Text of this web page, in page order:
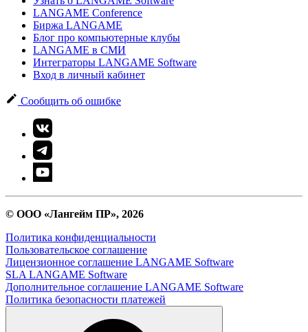
LANGAME Conference
Биржа LANGAME
Блог про компьютерные клубы
LANGAME в СМИ
Интеграторы LANGAME Software
Вход в личный кабинет
Сообщить об ошибке
© ООО «Лангейм ПР», 2026
Политика конфиденциальности
Пользовательское соглашение
Лицензионное соглашение LANGAME Software
SLA LANGAME Software
Дополнительное соглашение LANGAME Software
Политика безопасности платежей